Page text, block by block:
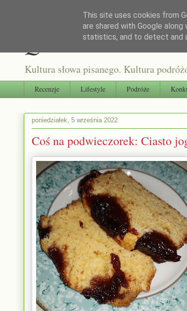
Qultura słowa
Kultura słowa pisanego. Kultura
Recenzje Lifestyle Podróże
poniedziałek, 5 września 2022
Coś na podwieczorek: Ciasto
This site uses cookies from
are shared with Google
statistics, and to detect and